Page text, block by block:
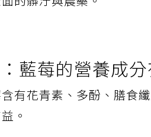
的髒汙與農藥。
藍莓的營養成分
有花青素、多酚、膳食
。